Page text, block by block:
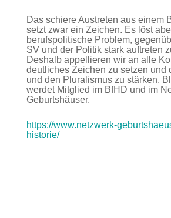
Das schiere Austreten aus einem
setzt zwar ein Zeichen. Es löst
berufspolitische Problem,
SV und der Politik stark auftreten
Deshalb appellieren wir an alle
deutliches Zeichen zu setzen und
und den Pluralismus zu stärken.
werdet Mitglied im BfHD und im
Geburtshäuser.
https://www.netzwerk-
historie/